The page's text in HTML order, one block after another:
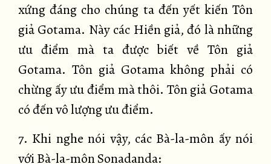
xứng đáng cho chúng ta đến yết kiến Tôn
giả Gotama. Này các Hiền giả, đó là những
ưu điểm mà ta được biết về Tôn giả
Gotama. Tôn giả Gotama không phải có
chừng ấy ưu điểm mà thôi. Tôn giả Gotama
có đến vô lượng ưu điểm.
7. Khi nghe nói vậy, các Bà-la-môn ấy nói
với Bà-la-môn Sonadanda: